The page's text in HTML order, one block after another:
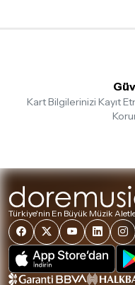
Kart Bilgilerinizi Kayıt
Türkiye'nin En Büyük Müzik